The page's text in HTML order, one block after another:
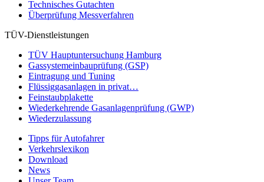
Technisches Gutachten
Überprüfung Messverfahren
TÜV-Dienstleistungen
TÜV Hauptuntersuchung Hamburg
Gassystemeinbauprüfung (GSP)
Eintragung und Tuning
Flüssiggasanlagen in privat…
Feinstaubplakette
Wiederkehrende Gasanlagenprüfung (GWP)
Wiederzulassung
Tipps für Autofahrer
Verkehrslexikon
Download
News